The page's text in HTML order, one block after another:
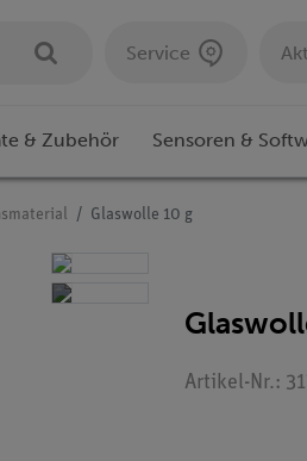
Service
& Zubehör Sensoren &
Glaswolle 10 g
Artikel-Nr.: